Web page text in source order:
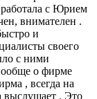
с Юрием
внимателен .
и
своего
с ними
о фирме
, всегда на
выслушает . Это